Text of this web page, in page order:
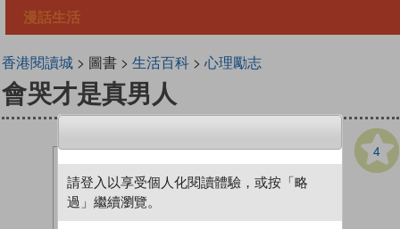
漫話生活
香港閱讀城> 圖書 > 生活百科> 心理勵志
會哭才是真男人
4
請登入以享受個人化閱讀體驗，或按「略
過」繼續瀏覽。